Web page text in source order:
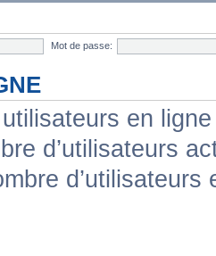
Mot de passe:
utilisateurs en
d’utilisateurs